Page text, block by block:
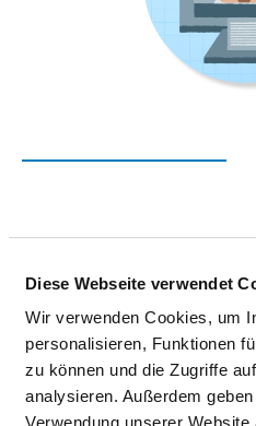
Diese Webseite verwendet
Wir verwenden Cookies, um
personalisieren, Funktionen
zu können und die Zugriffe
analysieren. Außerdem
19055 Schwerin
Phone:0385-520-2400
Fax: 0385-520-2402
Mail:ed.tiehdnuseg-